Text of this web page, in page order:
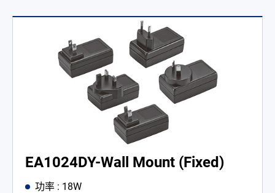
EA1024DY-Wall Mount (Fixed)
功率 : 18W